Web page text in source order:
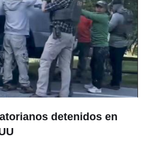
detenidos en